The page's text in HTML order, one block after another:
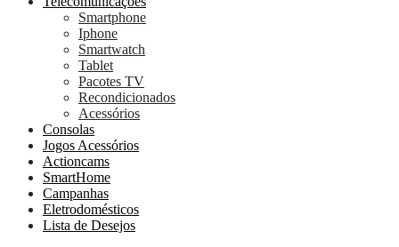
Smartphone
Iphone
Smartwatch
Tablet
Pacotes TV
Recondicionados
Acessórios
Consolas
Jogos Acessórios
Actioncams
SmartHome
Campanhas
Eletrodomésticos
Lista de Desejos